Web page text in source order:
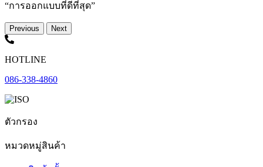
“การออกแบบที่ดีที่สุด”
Previous Next
HOTLINE
086-338-4860
ตัวกรอง
หมวดหมู่สินค้า